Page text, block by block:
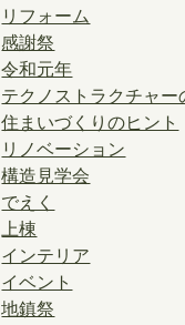
リフォーム
感謝祭
令和元年
テクノストラクチャー
住まいづくりのヒント
リノベーション
構造見学会
でえく
上棟
インテリア
イベント
地鎮祭